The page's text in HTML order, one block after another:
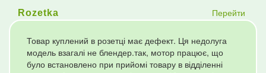
Rozetka Перейти
Товар куплений в розетці має дефект. Ця недолуга
модель взагалі не блендер.так, мотор працює, що
було встановлено при прийомі товару в відділенні